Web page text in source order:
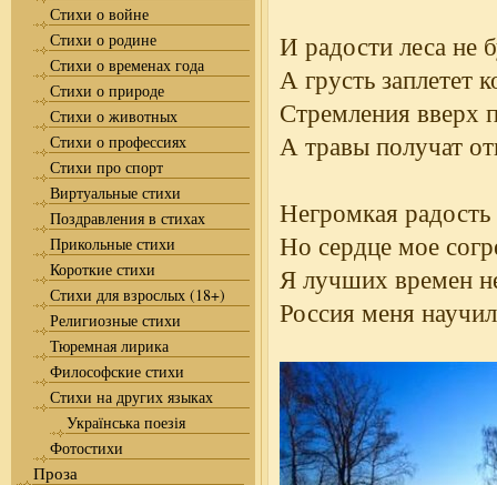
Стихи о войне
Стихи о родине
Стихи о временах года
Стихи о природе
Стихи о животных
Стихи о профессиях
Стихи про спорт
Виртуальные стихи
Поздравления в стихах
Прикольные стихи
Короткие стихи
Стихи для взрослых (18+)
Религиозные стихи
Тюремная лирика
Философские стихи
Стихи на других языках
Українська поезія
Фотостихи
Проза
И радости леса не
А грусть заплетет
Стремления вверх
А травы получат
Негромкая радость
Но сердце мое
Я лучших времен
Россия меня